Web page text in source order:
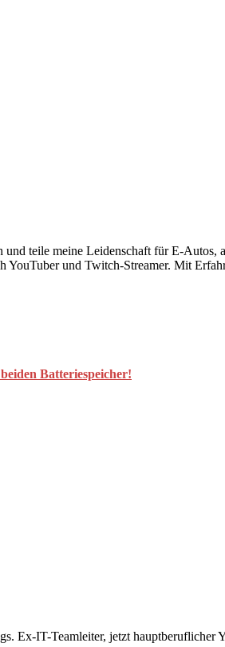
teile meine Leidenschaft für E-Autos,
und Twitch-Streamer. Mit
Batteriespeicher!
Ex-IT-Teamleiter, jetzt